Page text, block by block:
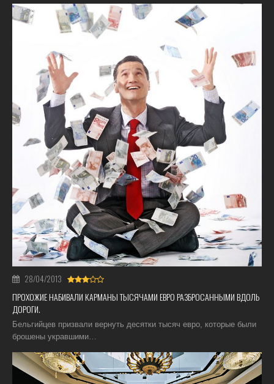
28/04/2013
ПРОХОЖИЕ НАБИВАЛИ КАРМАНЫ ТЫСЯЧАМИ ЕВРО РАЗБРОСАННЫМИ ВДОЛЬ
ДОРОГИ.
Бельгийцев призвали вернуть десятки тысяч евро, которые были
брошены укравшими…